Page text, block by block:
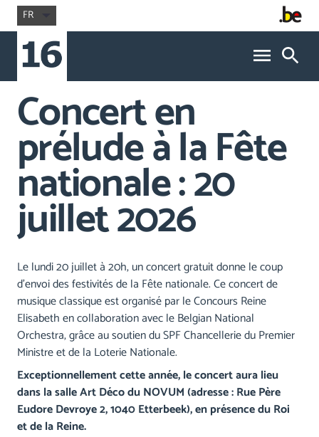
FR
Concert en
prélude à la Fête
nationale : 20
juillet 2026
Le lundi 20 juillet à 20h, un concert gratuit donne le coup
d’envoi des festivités de la Fête nationale. Ce concert de
musique classique est organisé par le Concours Reine
Elisabeth en collaboration avec le Belgian National
Orchestra, grâce au soutien du SPF Chancellerie du Premier
Ministre et de la Loterie Nationale.
Exceptionnellement cette année, le concert aura lieu
dans la salle Art Déco du NOVUM (adresse : Rue Père
Eudore Devroye 2, 1040 Etterbeek), en présence du Roi
et de la Reine.